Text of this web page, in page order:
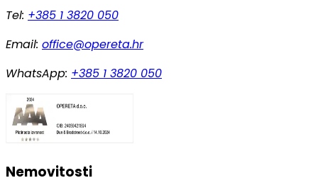
Tel: +385 1 3820 050
Email: office@opereta.hr
WhatsApp: +385 1 3820 050
Nemovitosti